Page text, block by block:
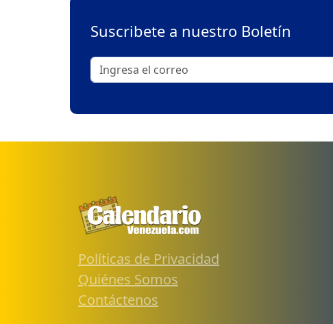
Suscribete a nuestro Boletín
Políticas de Privacidad
Quiénes Somos
Contáctenos